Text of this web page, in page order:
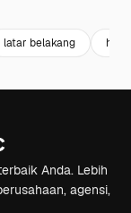
latar belakang
Anda. Lebih
agensi,